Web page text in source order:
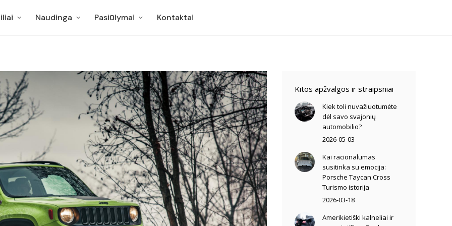
Naudinga Pasiūlymai Kontaktai
Kitos apžvalgos ir straipsniai
Kiek toli nuvažiuotumėte
dėl savo svajonių
automobilio?
2026-05-03
Kai racionalumas
susitinka su emocija:
Porsche Taycan Cross
Turismo istorija
2026-03-18
Amerikietiški kalneliai ir
Naudinga Pasiūlymai Kontaktai